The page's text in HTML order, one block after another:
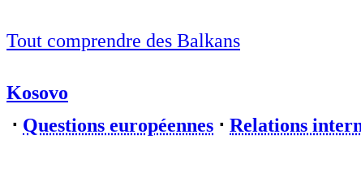
Tout comprendre des Balkans
Kosovo
⋅ Questions européennes ⋅ Relations